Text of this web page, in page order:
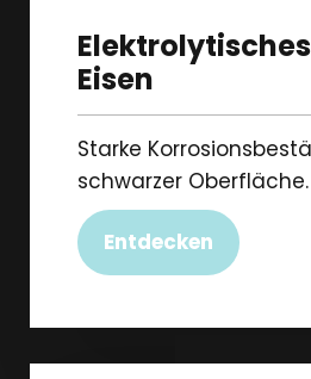
Eisen
Starke
schwarzer Oberfläche.
Entdecken